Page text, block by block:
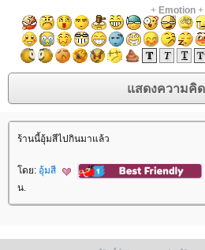
+ Emotion+
ร้านนี้อุ้มสีไปกินมาแล้ว
ดย: อุ้มสี
น.